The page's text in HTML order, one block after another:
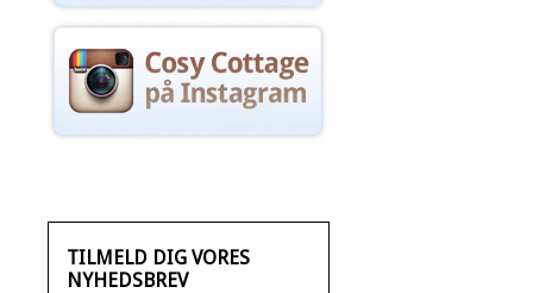
TILMELD DIG VORES
NYHEDSBREV